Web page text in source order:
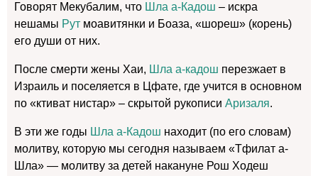
Говорят Мекубалим, что Шла а-Кадош – искра
нешамы Рут моавитянки и Боаза, «шореш» (корень)
его души от них.
После смерти жены Хаи, Шла а-кадош перезжает в
Израиль и поселяется в Цфате, где учится в основном
по «ктиват нистар» – скрытой рукописи Аризаля.
В эти же годы Шла а-Кадош находит (по его словам)
молитву, которую мы сегодня называем «Тфилат а-
Шла» — молитву за детей накануне Рош Ходеш